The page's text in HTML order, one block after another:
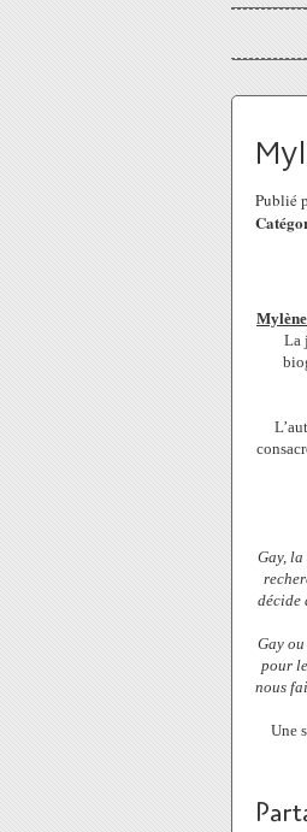
Publié
La
Gay,
décide
Gay
pour
nous
Une